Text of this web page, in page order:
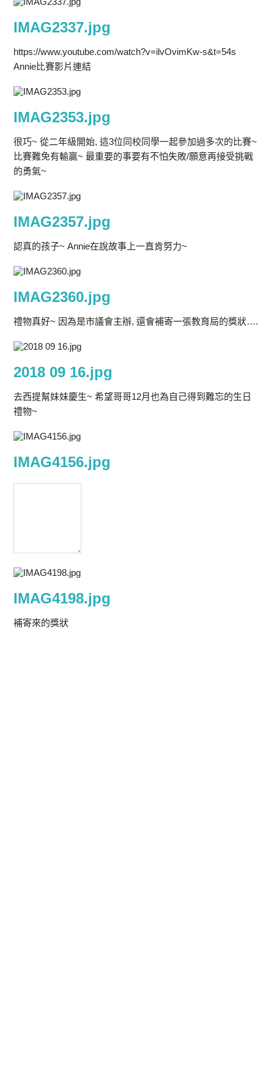
IMAG2337.jpg
https://www.youtube.com/watch?v=ilvOvimKw-s&t=54s
Annie比賽影片連結
IMAG2353.jpg
很巧~ 從二年級開始, 這3位同校同學一起參加過多次的比賽~
比賽難免有輸贏~ 最重要的事要有不怕失敗/願意再接受挑戰
的勇氣~
IMAG2357.jpg
認真的孩子~ Annie在說故事上一直肯努力~
IMAG2360.jpg
禮物真好~ 因為是市議會主辦, 還會補寄一張教育局的獎狀….
2018 09 16.jpg
去西提幫妹妹慶生~ 希望哥哥12月也為自己得到難忘的生日
禮物~
IMAG4156.jpg
IMAG4198.jpg
補寄來的獎狀